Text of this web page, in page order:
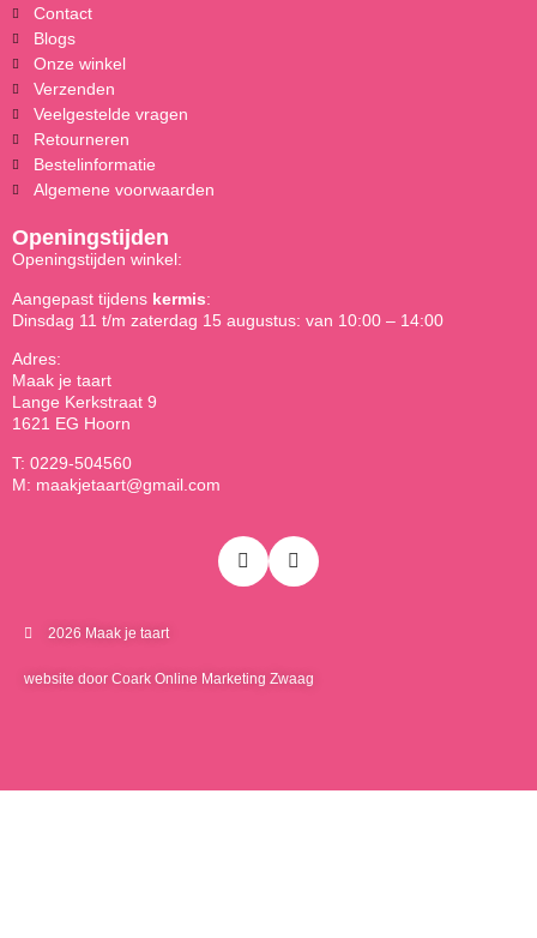
Contact
Blogs
Onze winkel
Verzenden
Veelgestelde vragen
Retourneren
Bestelinformatie
Algemene voorwaarden
Openingstijden
Openingstijden winkel:
Aangepast tijdens kermis:
Dinsdag 11 t/m zaterdag 15 augustus: van 10:00 – 14:00
Adres:
Maak je taart
Lange Kerkstraat 9
1621 EG Hoorn
T: 0229-504560
M: maakjetaart@gmail.com
2026 Maak je taart
website door Coark Online Marketing Zwaag